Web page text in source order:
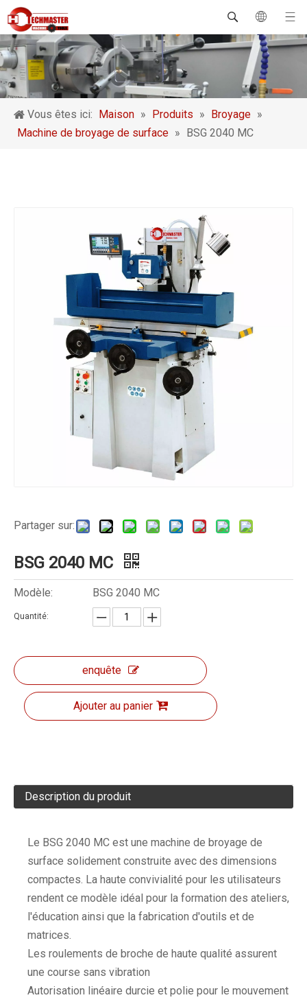
Vous êtes ici: Maison » Produits » Broyage »
Machine de broyage de surface » BSG 2040 MC
Partager sur:
BSG 2040 MC
Modèle: BSG 2040 MC
Quantité:
enquête
Ajouter au panier
Description du produit
Le BSG 2040 MC est une machine de broyage de
surface solidement construite avec des dimensions
compactes. La haute convivialité pour les utilisateurs
rendent ce modèle idéal pour la formation des ateliers,
l'éducation ainsi que la fabrication d'outils et de
matrices.
Les roulements de broche de haute qualité assurent
une course sans vibration
Autorisation linéaire durcie et polie pour le mouvement